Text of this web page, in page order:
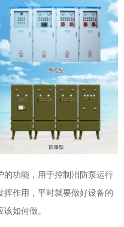
的功能，用于控制消防泵运行
挥作用，平时就要做好设备的
如何做。